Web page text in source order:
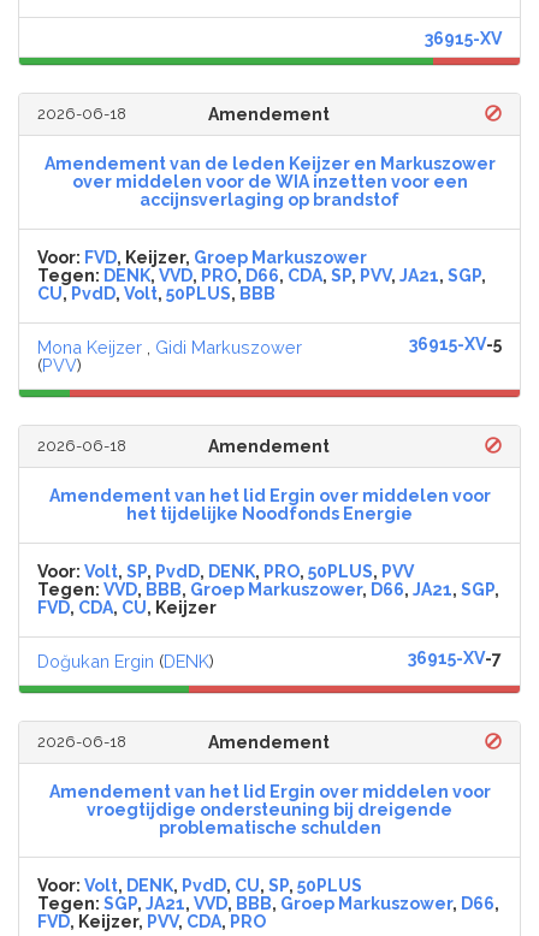
36915-XV
2026-06-18 Amendement
Amendement van de leden Keijzer en Markuszower
over middelen voor de WIA inzetten voor een
accijnsverlaging op brandstof
Voor: FVD, Keijzer, Groep Markuszower
Tegen: DENK, VVD, PRO, D66, CDA, SP, PVV, JA21, SGP,
CU, PvdD, Volt, 50PLUS, BBB
Mona Keijzer
Gidi Markuszower
(PVV)
36915-XV-5
2026-06-18 Amendement
Amendement van het lid Ergin over middelen voor
het tijdelijke Noodfonds Energie
Voor: Volt, SP, PvdD, DENK, PRO, 50PLUS, PVV
Tegen: VVD, BBB, Groep Markuszower, D66, JA21, SGP,
FVD, CDA, CU, Keijzer
Doğukan Ergin (DENK) 36915-XV-7
2026-06-18 Amendement
Amendement van het lid Ergin over middelen voor
vroegtijdige ondersteuning bij dreigende
problematische schulden
Voor: Volt, DENK, PvdD, CU, SP, 50PLUS
Tegen: SGP, JA21, VVD, BBB, Groep Markuszower, D66,
FVD, Keijzer, PVV, CDA, PRO